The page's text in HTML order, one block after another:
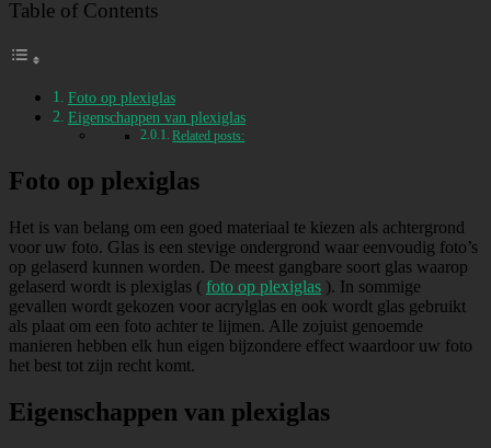
Table of Contents
Foto op plexiglas
Eigenschappen van plexiglas
Related posts:
Foto op plexiglas
Het is van belang om een goed materiaal te kiezen als achtergrond
voor uw foto. Glas is een stevige ondergrond waar eenvoudig foto’s
op gelaserd kunnen worden. De meest gangbare soort glas waarop
gelaserd wordt is plexiglas ( foto op plexiglas ). In sommige
gevallen wordt gekozen voor acrylglas en ook wordt glas gebruikt
als plaat om een foto achter te lijmen. Alle zojuist genoemde
manieren hebben elk hun eigen bijzondere effect waardoor uw foto
het best tot zijn recht komt.
Eigenschappen van plexiglas